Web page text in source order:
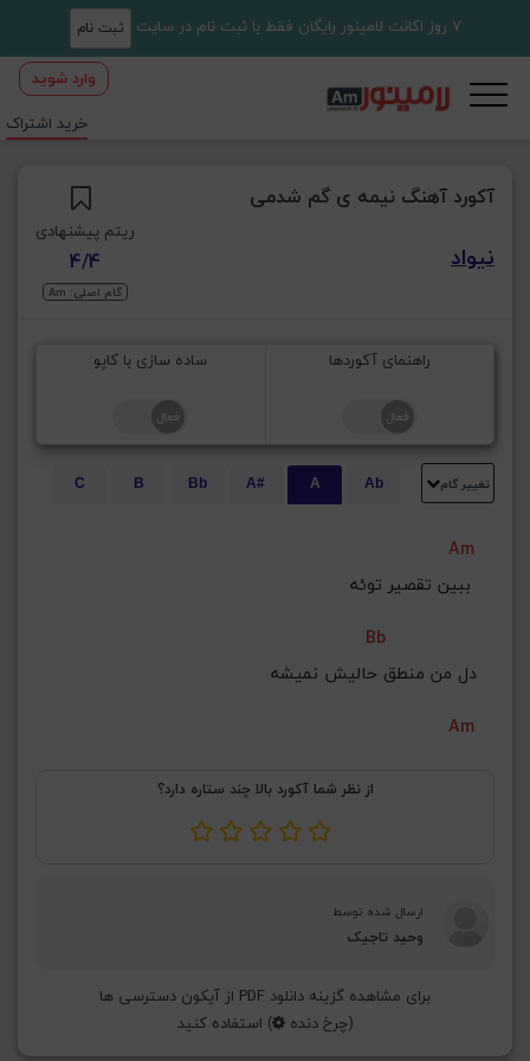
7 روز اکانت لامینور رایگان فقط با ثبت نام در سایت ثبت نام
وارد شوید
خرید اشتراک
آکورد آهنگ نیمه ی گم شدمی
نیواد
ریتم پیشنهادی
4/4
گام اصلی: Am
راهنمای آکوردها ساده سازی با کاپو
تغییر گام Ab
A
A#
Bb
B
C
Am
Bb
دل من منطق حالیش نمیشه
Am
از نظر شما آکورد بالا چند ستاره دارد؟
ارسال شده توسط
وحید تاجیک
برای مشاهده گزینه دانلود PDF از آیکون دسترسی ها
(چرخ دنده ) استفاده کنید